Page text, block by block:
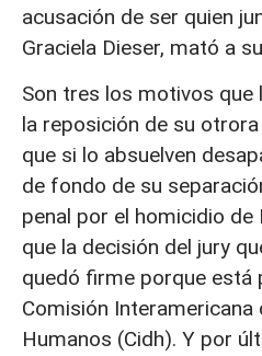
acusación de ser quien
Graciela Dieser, mató a
Son tres los motivos que
la reposición de su
que si lo absuelven
de fondo de su
penal por el homicidio de
que la decisión del jury
quedó firme porque está
Comisión Interamericana
Humanos (Cidh). Y por